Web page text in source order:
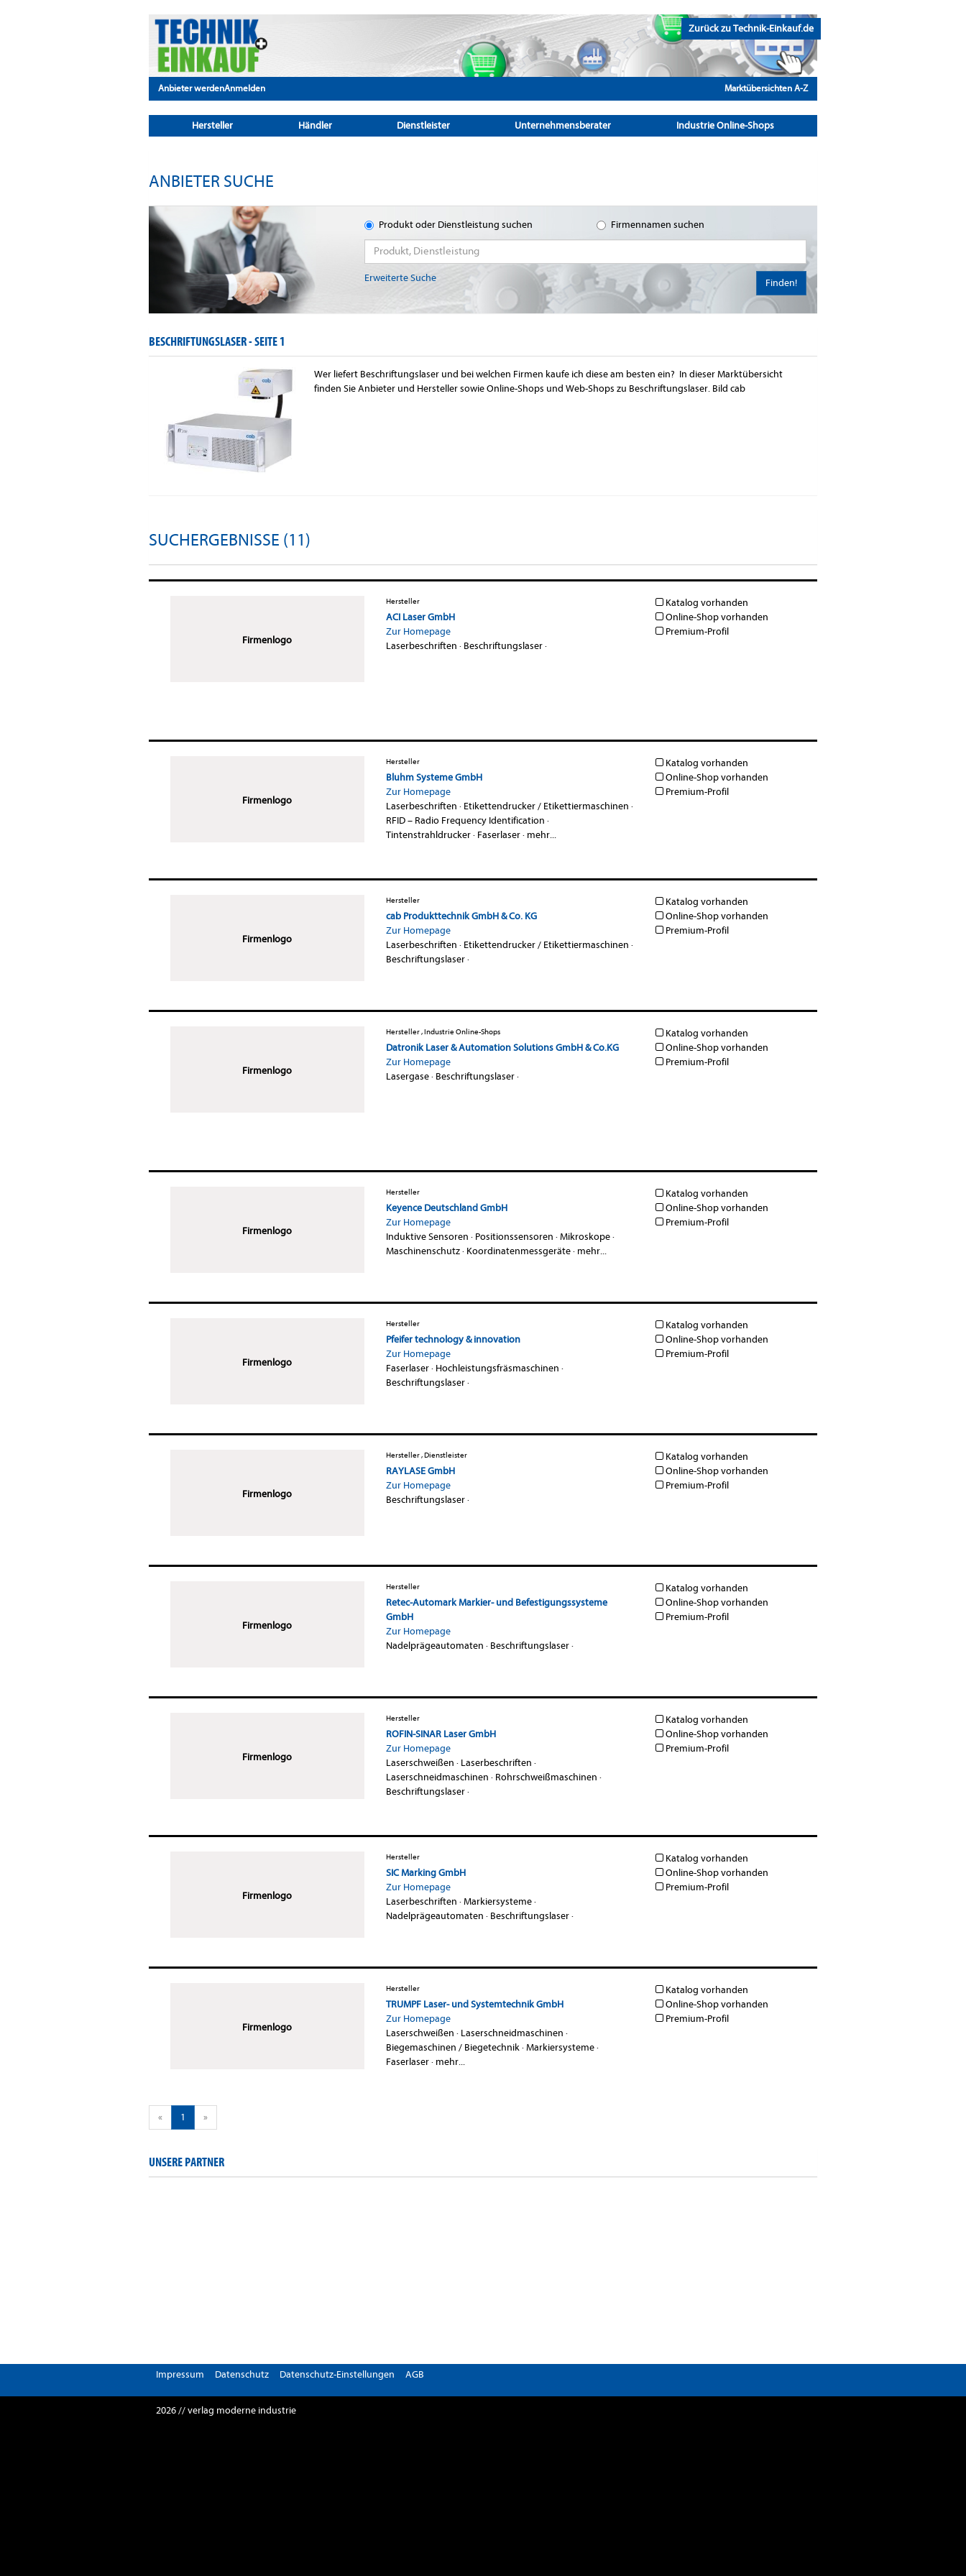
Zurück zu Technik-Einkauf.de
Anbieter werdenAnmelden Marktübersichten A-Z
Hersteller Händler Dienstleister Unternehmensberater Industrie Online-Shops
ANBIETER SUCHE
Produkt oder Dienstleistung suchen Firmennamen suchen
Erweiterte Suche Finden!
BESCHRIFTUNGSLASER -SEITE 1
Wer liefert Beschriftungslaser und bei welchen Firmen kaufe ich diese am besten ein? In dieser Marktübersicht
finden Sie Anbieter und Hersteller sowie Online-Shops und Web-Shops zu Beschriftungslaser. Bild cab
SUCHERGEBNISSE (11)
Firmenlogo
Hersteller
ACI Laser GmbH
Zur Homepage
Laserbeschriften · Beschriftungslaser·
Katalog vorhanden
Online-Shop vorhanden
Premium-Profil
Firmenlogo
Hersteller
Bluhm Systeme GmbH
Zur Homepage
Laserbeschriften · Etikettendrucker / Etikettiermaschinen ·
RFID – Radio Frequency Identification ·
Tintenstrahldrucker· Faserlaser· mehr...
Katalog vorhanden
Online-Shop vorhanden
Premium-Profil
Firmenlogo
Hersteller
cab Produkttechnik GmbH & Co. KG
Zur Homepage
Laserbeschriften · Etikettendrucker / Etikettiermaschinen ·
Beschriftungslaser·
Katalog vorhanden
Online-Shop vorhanden
Premium-Profil
Firmenlogo
Hersteller , Industrie Online-Shops
Datronik Laser & Automation Solutions GmbH & Co.KG
Zur Homepage
Lasergase· Beschriftungslaser·
Katalog vorhanden
Online-Shop vorhanden
Premium-Profil
Firmenlogo
Hersteller
Keyence Deutschland GmbH
Zur Homepage
Induktive Sensoren · Positionssensoren ·Mikroskope·
Maschinenschutz· Koordinatenmessgeräte· mehr...
Katalog vorhanden
Online-Shop vorhanden
Premium-Profil
Firmenlogo
Hersteller
Pfeifer technology & innovation
Zur Homepage
Faserlaser· Hochleistungsfräsmaschinen ·
Beschriftungslaser·
Katalog vorhanden
Online-Shop vorhanden
Premium-Profil
Firmenlogo
Hersteller , Dienstleister
RAYLASE GmbH
Zur Homepage
Beschriftungslaser·
Katalog vorhanden
Online-Shop vorhanden
Premium-Profil
Firmenlogo
Hersteller
Retec-Automark Markier- und Befestigungssysteme
GmbH
Zur Homepage
Nadelprägeautomaten · Beschriftungslaser·
Katalog vorhanden
Online-Shop vorhanden
Premium-Profil
Firmenlogo
Hersteller
ROFIN-SINAR Laser GmbH
Zur Homepage
Laserschweißen · Laserbeschriften ·
Laserschneidmaschinen · Rohrschweißmaschinen ·
Beschriftungslaser·
Katalog vorhanden
Online-Shop vorhanden
Premium-Profil
Firmenlogo
Hersteller
SIC Marking GmbH
Zur Homepage
Laserbeschriften ·Markiersysteme·
Nadelprägeautomaten · Beschriftungslaser·
Katalog vorhanden
Online-Shop vorhanden
Premium-Profil
Firmenlogo
Hersteller
TRUMPF Laser- und Systemtechnik GmbH
Zur Homepage
Laserschweißen · Laserschneidmaschinen ·
Biegemaschinen / Biegetechnik·Markiersysteme·
Faserlaser· mehr...
Katalog vorhanden
Online-Shop vorhanden
Premium-Profil
« 1 »
UNSERE PARTNER
Impressum Datenschutz Datenschutz-Einstellungen AGB
2026 // verlag moderne industrie